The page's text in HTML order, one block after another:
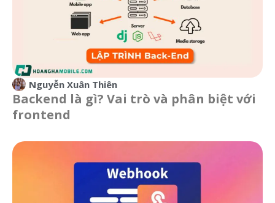
Nguyễn Xuân Thiên
Backend là gì? Vai trò và phân biệt với
frontend